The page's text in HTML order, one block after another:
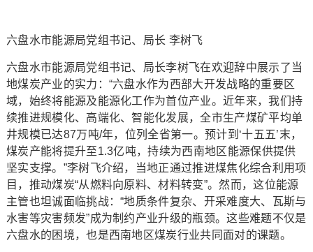
六盘水市能源局党组书记、局长 李树飞
六盘水市能源局党组书记、局长李树飞在欢迎辞中展示了当
地煤炭产业的实力：“六盘水作为西部大开发战略的重要区
域，始终将能源及能源化工作为首位产业。近年来，我们持
续推进规模化、高端化、智能化发展，全市生产煤矿平均单
井规模已达87万吨/年，位列全省第一。预计到‘十五五’末，
煤炭产能将提升至1.3亿吨，持续为西南地区能源保供提供
坚实支撑。”李树飞介绍，当地正通过推进煤焦化综合利用项
目，推动煤炭“从燃料向原料、材料转变”。然而，这位能源
主管也坦诚面临挑战：“地质条件复杂、开采难度大、瓦斯与
水害等灾害频发”成为制约产业升级的瓶颈。这些难题不仅是
六盘水的困境，也是西南地区煤炭行业共同面对的课题。